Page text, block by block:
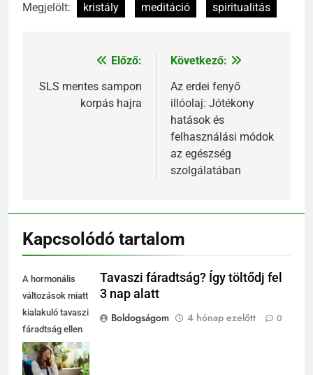
Megjelölt: kristály meditáció spiritualitás
Bejegyzés
navigáció
Előző:
SLS mentes sampon
korpás hajra
Következő:
Az erdei fenyő
illóolaj: Jótékony
hatások és
felhasználási módok
az egészség
szolgálatában
Kapcsolódó tartalom
A hormonális
változások miatt
kialakuló tavaszi
fáradtság ellen
három nap
tudatos
Tavaszi fáradtság? Így töltődj fel
3 nap alatt
Boldogságom
4 hónap ezelőtt 0